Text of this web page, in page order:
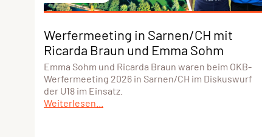
Werfermeeting in Sarnen/CH mit
Ricarda Braun und Emma Sohm
Emma Sohm und Ricarda Braun waren beim OKB-
Werfermeeting 2026 in Sarnen/CH im Diskuswurf
der U18 im Einsatz.
Weiterlesen...